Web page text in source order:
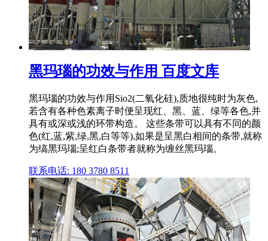
黑玛瑙的功效与作用 百度文库
黑玛瑙的功效与作用Sio2(二氧化硅),质地很纯时为灰色,
若含有各种色素离子时便呈现红、黑、蓝、绿等各色,并
具有或深或浅的环带构造。 这些条带可以具有不同的颜
色(红,蓝,紫,绿,黑,白等等),如果是呈黑白相间的条带,就称
为缟黑玛瑙;呈红白条带者就称为缠丝黑玛瑙。
联系电话: 180 3780 8511